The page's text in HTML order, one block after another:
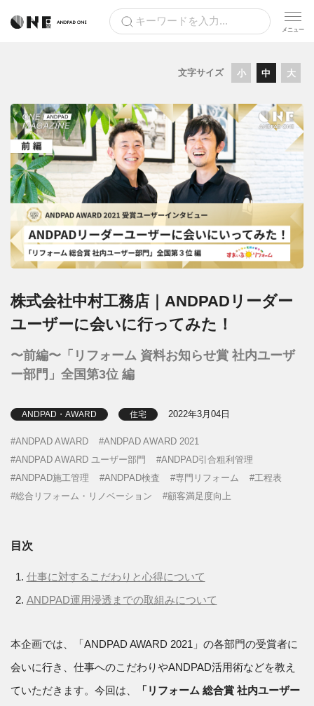
文字サイズ 小 中 大
株式会社中村工務店｜ANDPADリーダー
ユーザーに会いに行ってみた！
〜前編〜「リフォーム 資料お知らせ賞 社内ユーザ
ー部門」全国第3位 編
ANDPAD・AWARD 住宅 2022年3月04日
ANDPAD AWARD
ANDPAD AWARD 2021
ANDPAD AWARD ユーザー部門
ANDPAD引合粗利管理
ANDPAD施工管理
ANDPAD検査 専門リフォーム
工程表
総合リフォーム・リノベーション
顧客満足度向上
目次
仕事に対するこだわりと心得について
ANDPAD運用浸透までの取組みについて
本企画では、「ANDPAD AWARD 2021」の各部門の受賞者に
会いに行き、仕事へのこだわりやANDPAD活用術などを教え
ていただきます。今回は、
「リフォーム 総合賞 社内ユーザー